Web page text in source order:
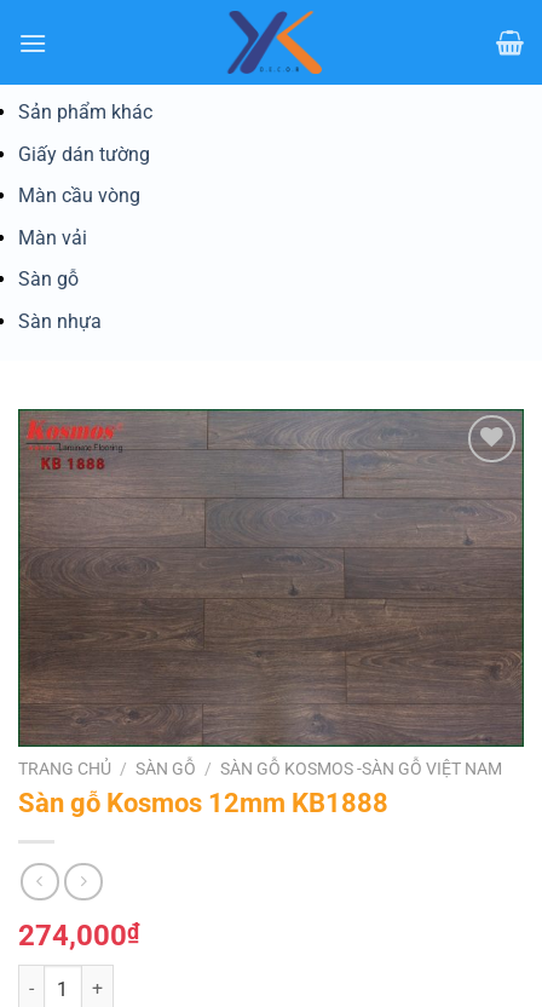
qua
dungSản phẩm khác
Giấy dán tường
Màn cầu vòng
Màn vải
Sàn gỗ
Sàn nhựa
Yêu
thích
TRANG CHỦ / SÀN GỖ / SÀN GỖ KOSMOS -SÀN GỖ VIỆT NAM
Sàn gỗ Kosmos 12mm KB1888
274,000₫
Sàn gỗ Kosmos 12mm KB1888 số lượng